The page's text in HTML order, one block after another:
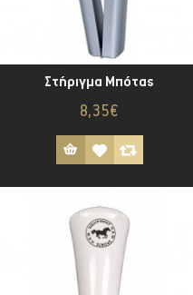
Στήριγμα Μπότας
8,35€